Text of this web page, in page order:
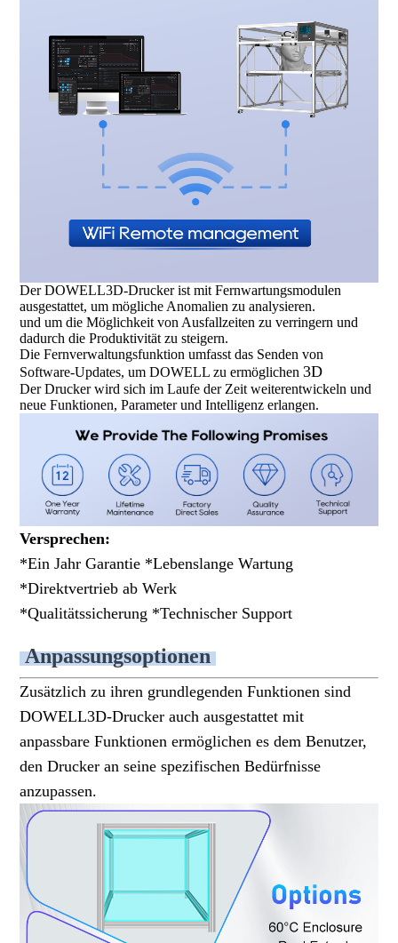
Der DOWELL3D-Drucker ist mit Fernwartungsmodulen
ausgestattet, um mögliche Anomalien zu analysieren.
und um die Möglichkeit von Ausfallzeiten zu verringern und
dadurch die Produktivität zu steigern.
Die Fernverwaltungsfunktion umfasst das Senden von
Software-Updates, um DOWELL zu ermöglichen3D
Der Drucker wird sich im Laufe der Zeit weiterentwickeln und
neue Funktionen, Parameter und Intelligenz erlangen.
Versprechen:
*Ein Jahr Garantie *Lebenslange Wartung
*Direktvertrieb ab Werk
*Qualitätssicherung *Technischer Support
Anpassungsoptionen
Zusätzlich zu ihren grundlegenden Funktionen sind
DOWELL3D-Drucker auch ausgestattet mit
anpassbare Funktionen ermöglichen es dem Benutzer,
den Drucker an seine spezifischen Bedürfnisse
anzupassen.